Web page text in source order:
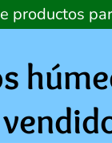
productos